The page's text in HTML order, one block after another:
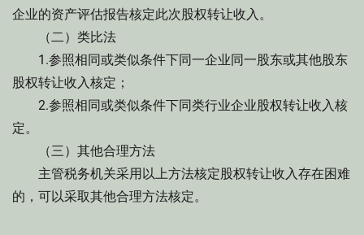
企业的资产评估报告核定此次股权转让收入。
（二）类比法
1.参照相同或类似条件下同一企业同一股东或其他股东
股权转让收入核定；
2.参照相同或类似条件下同类行业企业股权转让收入核
定。
（三）其他合理方法
主管税务机关采用以上方法核定股权转让收入存在困难
的，可以采取其他合理方法核定。